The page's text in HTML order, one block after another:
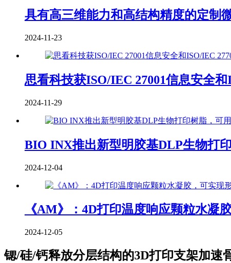
具有高三维能力和高结构精度的定制
2024-11-23
思看科技获ISO/IEC 27001信息安全
2024-11-29
BIO INX推出新型明胶基DLP生物打
2024-12-04
《AM》：4D打印温度响应颗粒水凝
2024-12-05
锶/硅/钙释放分层结构的3D打印支架加速